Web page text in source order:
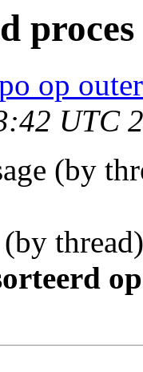
proces
op
UTC
(by
(by